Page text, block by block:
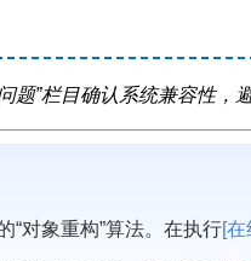
题”栏目确认系统兼容性，
“对象重构”算法。在执行[在